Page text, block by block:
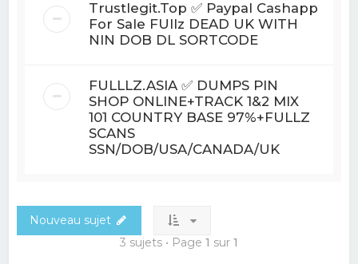
Trustlegit.Top ✅ Paypal Cashapp
For Sale FUllz DEAD UK WITH
NIN DOB DL SORTCODE
FULLLZ.ASIA ✅ DUMPS PIN
SHOP ONLINE+TRACK 1&2 MIX
101 COUNTRY BASE 97%+FULLZ
SCANS
SSN/DOB/USA/CANADA/UK
Nouveau sujet
3 sujets • Page 1 sur 1